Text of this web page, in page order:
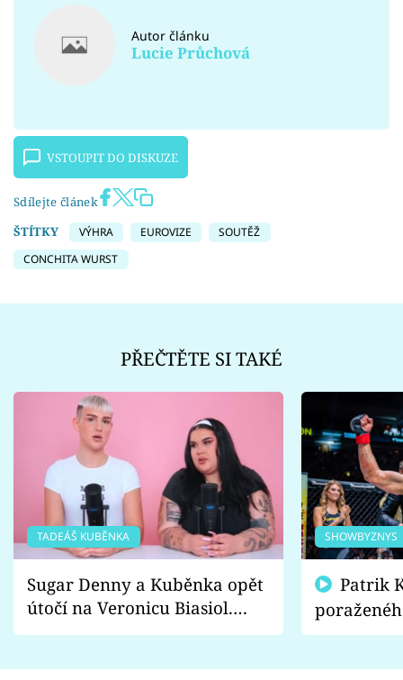
Autor článku
Lucie Průchová
VSTOUPIT DO DISKUZE
Sdílejte článek
ŠTÍTKY
VÝHRA EUROVIZE
SOUTĚŽ
CONCHITA WURST
PŘEČTĚTE SI TAKÉ
TADEÁŠ KUBĚNKA
Sugar Denny a Kuběnka opět
útočí na Veronicu Biasiol.
Proč je podle nich falešná a
SHOWBYZNYS
fanoušci